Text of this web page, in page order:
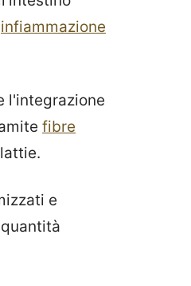
infiammazione
l'integrazione
fibre
e